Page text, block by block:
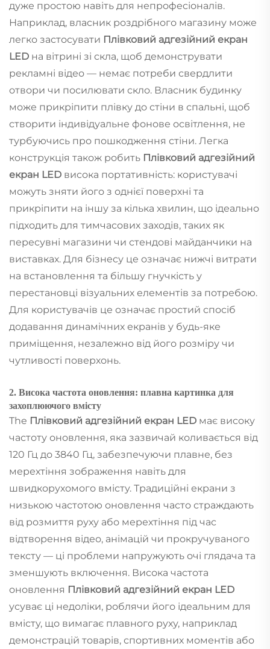
дуже простою навіть для непрофесіоналів.
Наприклад, власник роздрібного магазину може
легко застосувати Плівковий адгезійний екран
LED на вітрині зі скла, щоб демонструвати
рекламні відео — немає потреби свердлити
отвори чи посилювати скло. Власник будинку
може прикріпити плівку до стіни в спальні, щоб
створити індивідуальне фонове освітлення, не
турбуючись про пошкодження стіни. Легка
конструкція також робить Плівковий адгезійний
екран LED висока портативність: користувачі
можуть зняти його з однієї поверхні та
прикріпити на іншу за кілька хвилин, що ідеально
підходить для тимчасових заходів, таких як
пересувні магазини чи стендові майданчики на
виставках. Для бізнесу це означає нижчі витрати
на встановлення та більшу гнучкість у
перестановці візуальних елементів за потребою.
Для користувачів це означає простий спосіб
додавання динамічних екранів у будь-яке
приміщення, незалежно від його розміру чи
чутливості поверхонь.
2. Висока частота оновлення: плавна картинка для
захоплюючого вмісту
The Плівковий адгезійний екран LED має високу
частоту оновлення, яка зазвичай коливається від
120 Гц до 3840 Гц, забезпечуючи плавне, без
мерехтіння зображення навіть для
швидкорухомого вмісту. Традиційні екрани з
низькою частотою оновлення часто страждають
від розмиття руху або мерехтіння під час
відтворення відео, анімацій чи прокручуваного
тексту — ці проблеми напружують очі глядача та
зменшують включення. Висока частота
оновлення Плівковий адгезійний екран LED
усуває ці недоліки, роблячи його ідеальним для
вмісту, що вимагає плавного руху, наприклад
демонстрацій товарів, спортивних моментів або